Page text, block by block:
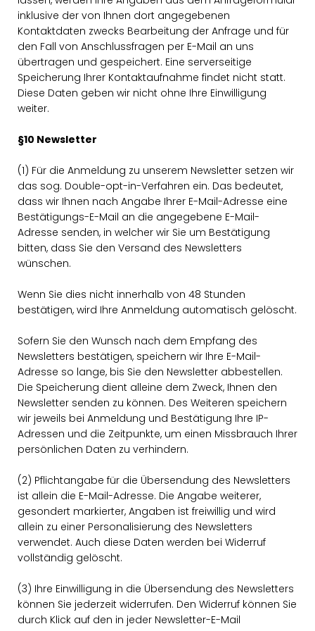
inklusive der von Ihnen dort angegebenen
Kontaktdaten zwecks Bearbeitung der Anfrage und für
den Fall von Anschlussfragen per E-Mail an uns
übertragen und gespeichert. Eine serverseitige
Speicherung Ihrer Kontaktaufnahme findet nicht statt.
Diese Daten geben wir nicht ohne Ihre Einwilligung
weiter.
§10 Newsletter
(1) Für die Anmeldung zu unserem Newsletter setzen wir
das sog. Double-opt-in-Verfahren ein. Das bedeutet,
dass wir Ihnen nach Angabe Ihrer E-Mail-Adresse eine
Bestätigungs-E-Mail an die angegebene E-Mail-
Adresse senden, in welcher wir Sie um Bestätigung
bitten, dass Sie den Versand des Newsletters
wünschen.
Wenn Sie dies nicht innerhalb von 48 Stunden
bestätigen, wird Ihre Anmeldung automatisch gelöscht.
Sofern Sie den Wunsch nach dem Empfang des
Newsletters bestätigen, speichern wir Ihre E-Mail-
Adresse so lange, bis Sie den Newsletter abbestellen.
Die Speicherung dient alleine dem Zweck, Ihnen den
Newsletter senden zu können. Des Weiteren speichern
wir jeweils bei Anmeldung und Bestätigung Ihre IP-
Adressen und die Zeitpunkte, um einen Missbrauch Ihrer
persönlichen Daten zu verhindern.
(2) Pflichtangabe für die Übersendung des Newsletters
ist allein die E-Mail-Adresse. Die Angabe weiterer,
gesondert markierter, Angaben ist freiwillig und wird
allein zu einer Personalisierung des Newsletters
verwendet. Auch diese Daten werden bei Widerruf
vollständig gelöscht.
(3) Ihre Einwilligung in die Übersendung des Newsletters
können Sie jederzeit widerrufen. Den Widerruf können Sie
durch Klick auf den in jeder Newsletter-E-Mail